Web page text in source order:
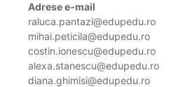
Adrese e-mail
raluca.pantazi@edupedu.ro
mihai.peticila@edupedu.ro
costin.ionescu@edupedu.ro
alexa.stanescu@edupedu.ro
diana.ghimisi@edupedu.ro